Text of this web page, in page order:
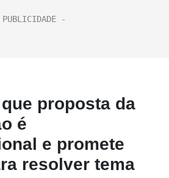
proposta da
é
e promete
resolver tema